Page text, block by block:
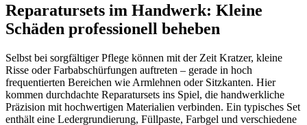
Reparatursets im Handwerk: Kleine
Schäden professionell beheben
Selbst bei sorgfältiger Pflege können mit der Zeit Kratzer, kleine
Risse oder Farbabschürfungen auftreten – gerade in hoch
frequentierten Bereichen wie Armlehnen oder Sitzkanten. Hier
kommen durchdachte Reparatursets ins Spiel, die handwerkliche
Präzision mit hochwertigen Materialien verbinden. Ein typisches Set
enthält eine Ledergrundierung, Füllpaste, Farbgel und verschiedene